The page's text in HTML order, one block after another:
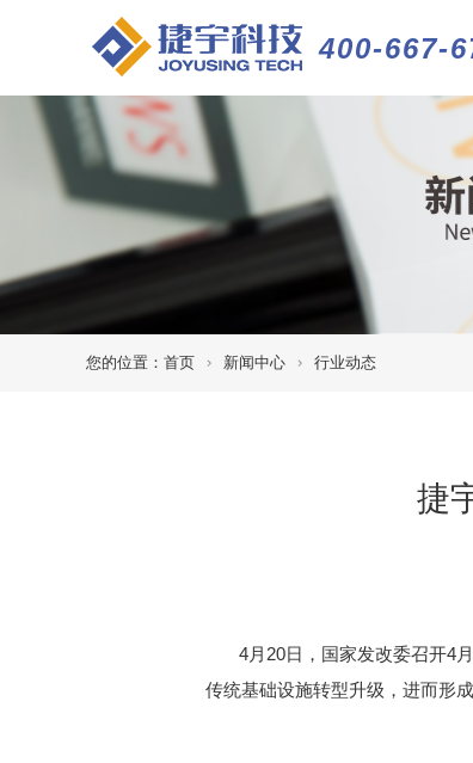
400-667-
您的位置： 首页 新闻中心 行业动态
捷
4月20日，国家发改委召开4
传统基础设施转型升级，进而形